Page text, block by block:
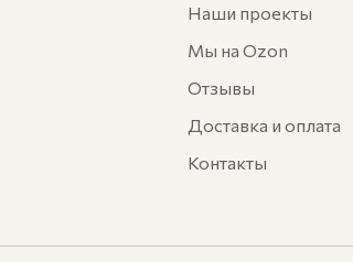
Наши проекты
Мы на Ozon
Отзывы
Доставка и оплата
Контакты